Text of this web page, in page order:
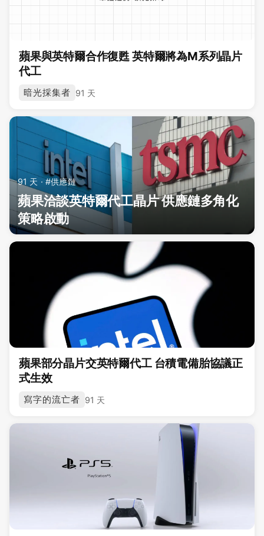
蘋果與英特爾合作復甦 英特爾將為M系列晶片
代工
暗光採集者 91 天
91 天 · #供應鏈
蘋果洽談英特爾代工晶片 供應鏈多角化
策略啟動
蘋果部分晶片交英特爾代工 台積電備胎協議正
式生效
寫字的流亡者 91 天